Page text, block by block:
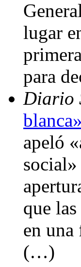
lugar
para
Diario
blanca»
apeló
que
en una
(…)